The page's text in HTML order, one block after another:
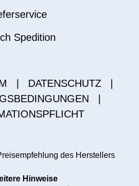
Spedition
DATENSCHUTZ
des Herstellers
Hinweise